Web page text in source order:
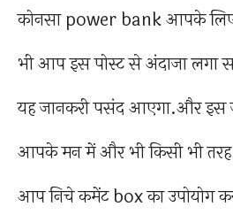
कोनसा power bank आपके
भी आप इस पोस्ट से अंदाजा लगा
यह जानकरी पसंद आएगा.और इस
आपके मन में और भी किसी भी तरह
आप निचे कमेंट box का उपोयोग